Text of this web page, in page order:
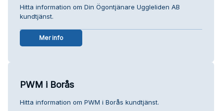
Hitta information om Din Ögontjänare Uggleliden AB
kundtjänst.
Mer info
PWM i Borås
Hitta information om PWM i Borås kundtjänst.